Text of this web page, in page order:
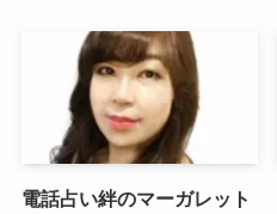
電話占い絆のマーガレット